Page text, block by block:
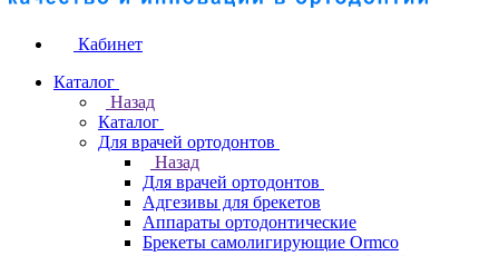
Кабинет
Каталог
Назад
Каталог
Для врачей ортодонтов
Назад
Для врачей ортодонтов
Адгезивы для брекетов
Аппараты ортодонтические
Брекеты самолигирующие Ormco